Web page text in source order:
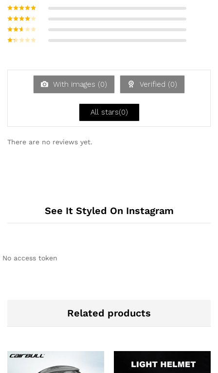
Bewertet mit
Bewertet
5
Bewerte
von 5
Bew
et
With images (0) Verified (0)
All stars(0)
There are no reviews yet.
See It Styled On Instagram
No access token
Related products